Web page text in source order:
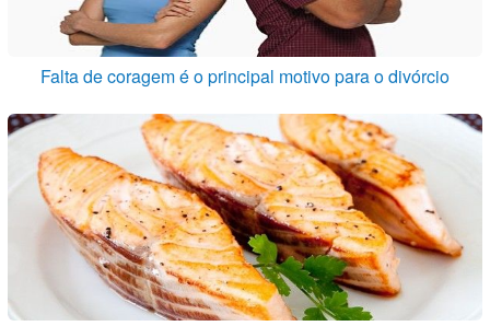
Falta de coragem é o principal motivo para o divórcio